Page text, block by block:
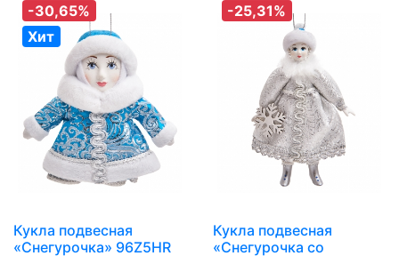
-30,65%
Хит
Кукла подвесная
«Снегурочка» 96Z5HR
-25,31%
Кукла подвесная
«Снегурочка со